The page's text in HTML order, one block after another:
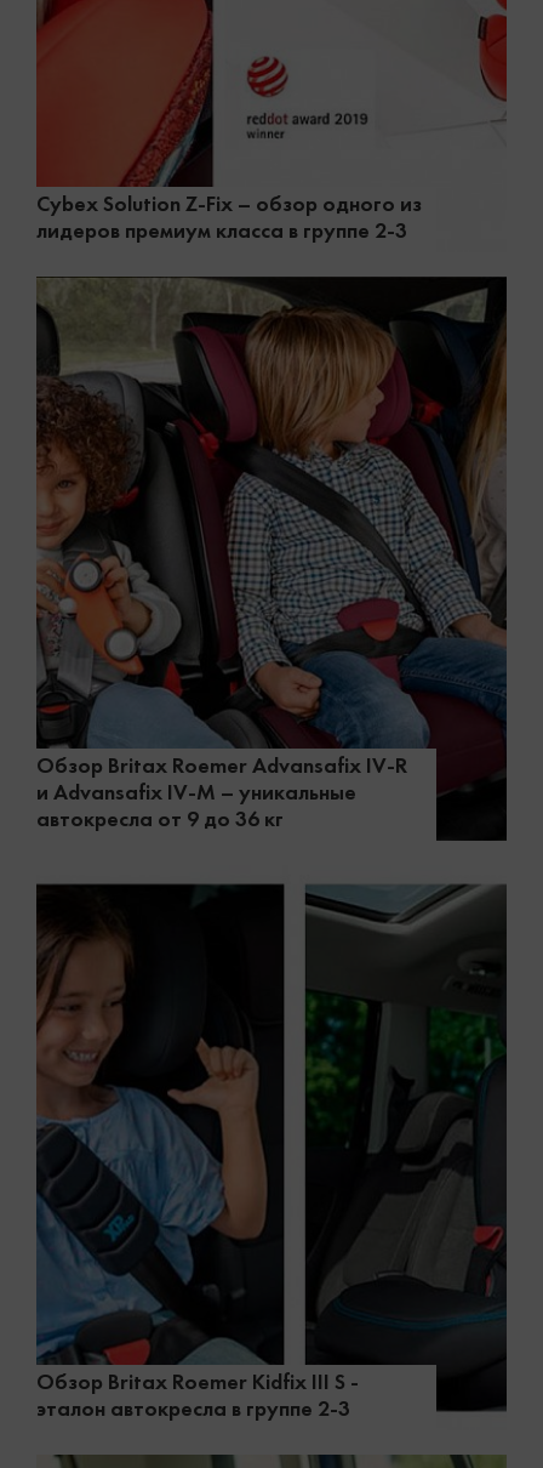
Cybex Solution Z-Fix – обзор одного из
лидеров премиум класса в группе 2-3
Обзор Britax Roemer Advansafix IV-R
и Advansafix IV-M – уникальные
автокресла от 9 до 36 кг
Обзор Britax Roemer Kidfix III S -
эталон автокресла в группе 2-3